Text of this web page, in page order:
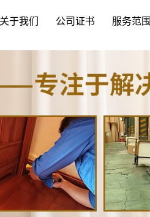
关于我们 公司证书 服务范围